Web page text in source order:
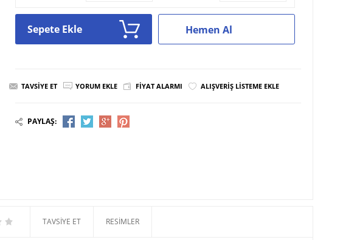
Sepete Ekle Hemen Al
TAVSIYE ET YORUM EKLE FIYAT ALARMI ALIŞVERIŞ LISTEME EKLE
PAYLAŞ:
TAVSIYE ET RESIMLER